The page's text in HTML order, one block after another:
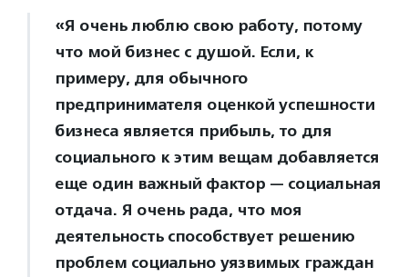
«Я очень люблю свою работу, потому
что мой бизнес с душой. Если, к
примеру, для обычного
предпринимателя оценкой успешности
бизнеса является прибыль, то для
социального к этим вещам добавляется
еще один важный фактор — социальная
отдача. Я очень рада, что моя
деятельность способствует решению
проблем социально уязвимых граждан